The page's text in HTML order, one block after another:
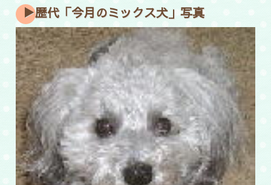
▶歴代「今月のミックス犬」写真